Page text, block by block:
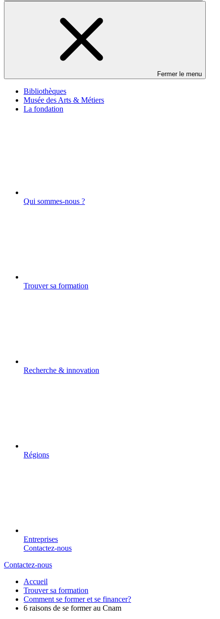
Fermer le menu
Bibliothèques
Musée des Arts & Métiers
La fondation
Qui sommes-nous ?
Trouver sa formation
Recherche & innovation
Régions
Entreprises
Contactez-nous
Contactez-nous
Accueil
Trouver sa formation
Comment se former et se financer?
6 raisons de se former au Cnam